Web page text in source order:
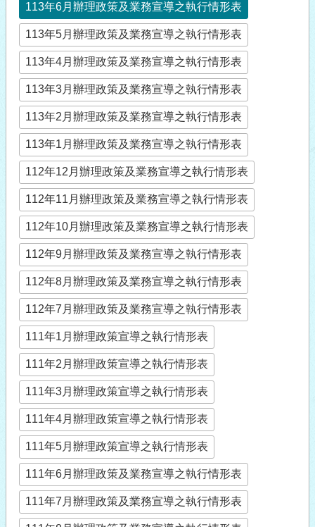
113年6月辦理政策及業務宣導之執行情形表
113年5月辦理政策及業務宣導之執行情形表
113年4月辦理政策及業務宣導之執行情形表
113年3月辦理政策及業務宣導之執行情形表
113年2月辦理政策及業務宣導之執行情形表
113年1月辦理政策及業務宣導之執行情形表
112年12月辦理政策及業務宣導之執行情形表
112年11月辦理政策及業務宣導之執行情形表
112年10月辦理政策及業務宣導之執行情形表
112年9月辦理政策及業務宣導之執行情形表
112年8月辦理政策及業務宣導之執行情形表
112年7月辦理政策及業務宣導之執行情形表
111年1月辦理政策宣導之執行情形表
111年2月辦理政策宣導之執行情形表
111年3月辦理政策宣導之執行情形表
111年4月辦理政策宣導之執行情形表
111年5月辦理政策宣導之執行情形表
111年6月辦理政策及業務宣導之執行情形表
111年7月辦理政策及業務宣導之執行情形表